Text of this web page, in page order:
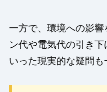
一方で、環境への影響
ン代や電気代の引き
いった現実的な疑問も